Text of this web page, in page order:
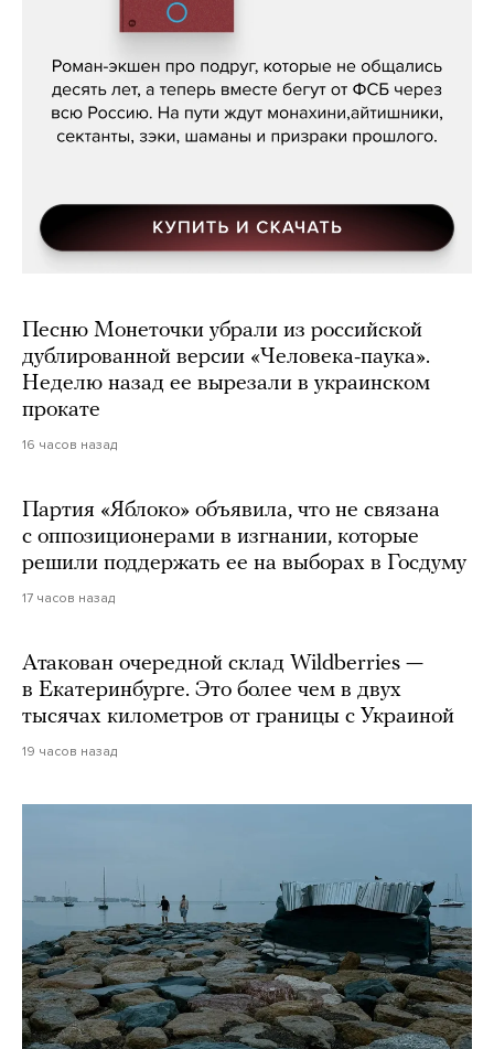
Кира Ярмыш, «Тут недалеко»
Песню Монеточки убрали из российской
дублированной версии «Человека-паука».
Неделю назад ее вырезали в украинском
прокате
16 часов назад
Партия «Яблоко» объявила, что не связана
с оппозиционерами в изгнании, которые
решили поддержать ее на выборах в Госдуму
17 часов назад
Атакован очередной склад Wildberries —
в Екатеринбурге. Это более чем в двух
тысячах километров от границы с Украиной
19 часов назад